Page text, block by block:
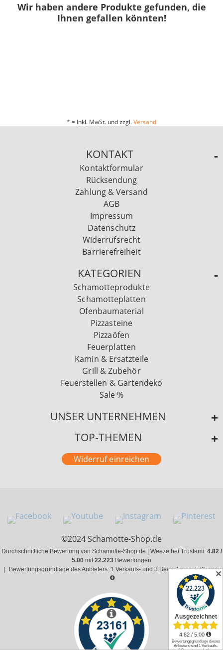
Wir haben andere Produkte gefunden, die
Ihnen gefallen könnten!
* = Inkl. MwSt. und zzgl.Versand
KONTAKT
Kontaktformular
Rücksendung
Zahlung & Versand
AGB
Impressum
Datenschutz
Widerrufsrecht
Barrierefreiheit
KATEGORIEN
Schamotteprodukte
Schamotteplatten
Ofenbaumaterial
Pizzasteine
Pizzaöfen
Feuerplatten
Kamin & Ersatzteile
Grill & Zubehör
Feuerstellen & Gartendeko
Sale %
UNSER UNTERNEHMEN
TOP-THEMEN
Widerruf einreichen
©2024 Schamotte-Shop.de
Durchschnittliche Bewertung von Schamotte-Shop.de | Weeze bei Trustami: 4.82 /
5.00 mit22.223 Bewertungen
Bewertungsgrundlage des Anbieters: 1 Verkaufs- und 3 Bewertungsplattformen
✕